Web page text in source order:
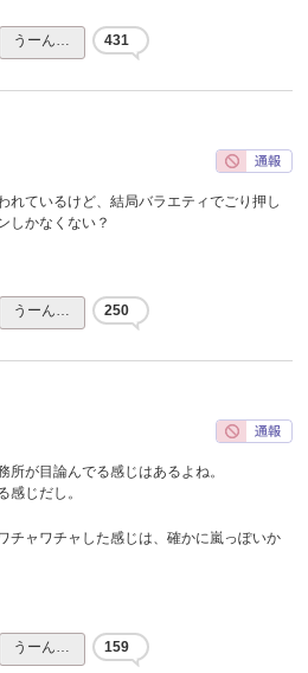
うーん… 431
れているけど、結局バラエティでごり押し
しかなくない？
うーん… 250
所が目論んでる感じはあるよね。
感じだし。
チャワチャした感じは、確かに嵐っぽいか
うーん… 159